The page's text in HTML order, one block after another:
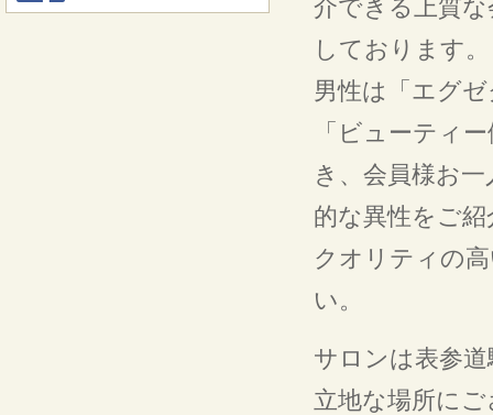
介できる上質
しております。
男性は「エグ
「ビューティ
き、会員様お
的な異性をご
クオリティの
い。
サロンは表参
立地な場所に